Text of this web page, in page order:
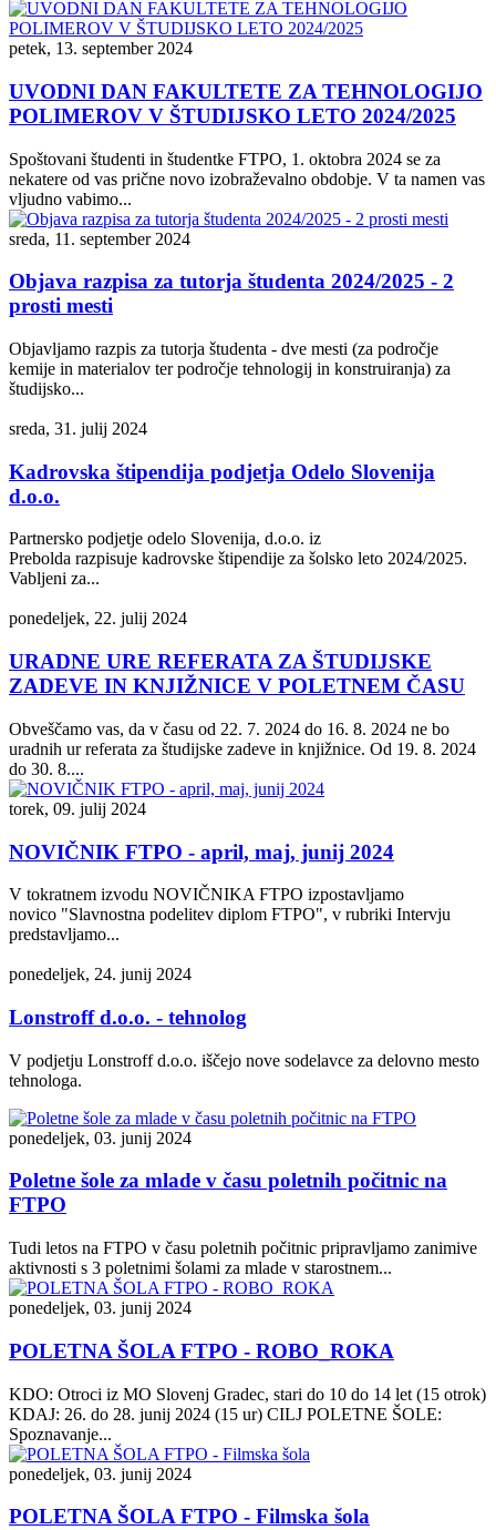
petek, 13. september 2024
UVODNI DAN FAKULTETE ZA TEHNOLOGIJO
POLIMEROV V ŠTUDIJSKO LETO 2024/2025
Spoštovani študenti in študentke FTPO, 1. oktobra 2024 se za
nekatere od vas prične novo izobraževalno obdobje. V ta namen vas
vljudno vabimo...
sreda, 11. september 2024
Objava razpisa za tutorja študenta 2024/2025 - 2
prosti mesti
Objavljamo razpis za tutorja študenta - dve mesti (za področje
kemije in materialov ter področje tehnologij in konstruiranja) za
študijsko...
sreda, 31. julij 2024
Kadrovska štipendija podjetja Odelo Slovenija
d.o.o.
Partnersko podjetje odelo Slovenija, d.o.o. iz
Prebolda razpisuje kadrovske štipendije za šolsko leto 2024/2025.
Vabljeni za...
ponedeljek, 22. julij 2024
URADNE URE REFERATA ZA ŠTUDIJSKE
ZADEVE IN KNJIŽNICE V POLETNEM ČASU
Obveščamo vas, da v času od 22. 7. 2024 do 16. 8. 2024 ne bo
uradnih ur referata za študijske zadeve in knjižnice. Od 19. 8. 2024
do 30. 8....
torek, 09. julij 2024
NOVIČNIK FTPO - april, maj, junij 2024
V tokratnem izvodu NOVIČNIKA FTPO izpostavljamo
novico "Slavnostna podelitev diplom FTPO", v rubriki Intervju
predstavljamo...
ponedeljek, 24. junij 2024
Lonstroff d.o.o. - tehnolog
V podjetju Lonstroff d.o.o. iščejo nove sodelavce za delovno mesto
tehnologa.
ponedeljek, 03. junij 2024
Poletne šole za mlade v času poletnih počitnic na
FTPO
Tudi letos na FTPO v času poletnih počitnic pripravljamo zanimive
aktivnosti s 3 poletnimi šolami za mlade v starostnem...
ponedeljek, 03. junij 2024
POLETNA ŠOLA FTPO - ROBO_ROKA
KDO: Otroci iz MO Slovenj Gradec, stari do 10 do 14 let (15 otrok)
KDAJ: 26. do 28. junij 2024 (15 ur) CILJ POLETNE ŠOLE:
Spoznavanje...
ponedeljek, 03. junij 2024
POLETNA ŠOLA FTPO - Filmska šola